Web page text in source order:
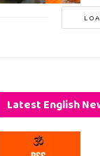
Latest English